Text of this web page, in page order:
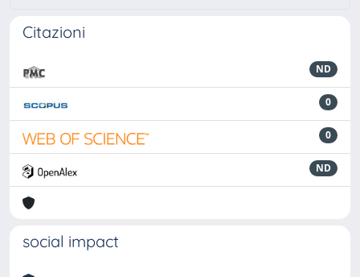
Citazioni
ND
0
0
ND
social impact